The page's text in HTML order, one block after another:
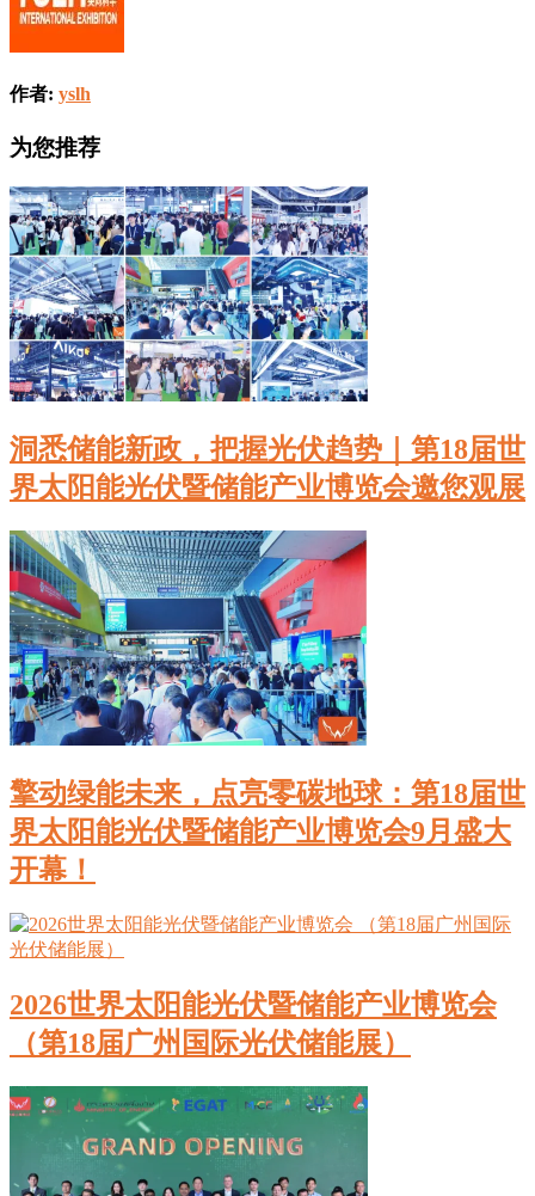
作者: yslh
为您推荐
洞悉储能新政，把握光伏趋势｜第18届世
界太阳能光伏暨储能产业博览会邀您观展
擎动绿能未来，点亮零碳地球：第18届世
界太阳能光伏暨储能产业博览会9月盛大
开幕！
2026世界太阳能光伏暨储能产业博览会
（第18届广州国际光伏储能展）